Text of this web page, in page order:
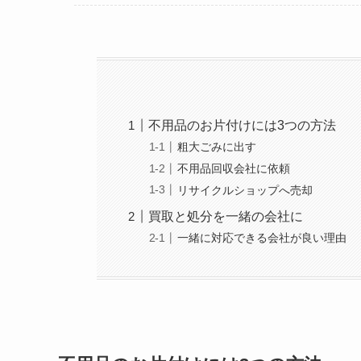
不用品のお片付けには3つの方法
粗大ごみに出す
不用品回収会社に依頼
リサイクルショップへ売却
買取と処分を一緒の会社に
一緒に対応できる会社が良い理由